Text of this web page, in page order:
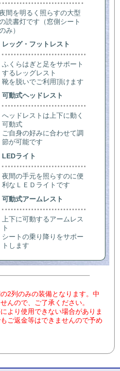
間を明るく照らすの大型
読書灯です（窓側シート
み）
レッグ・フットレスト
ふくらはぎと足をサポート
するレッグレスト
靴を脱いでご利用頂けます
可動式ヘッドレスト
へッドレストは上下に動く
可動式
ご自身の好みに合わせて調
節が可能です
LEDライト
夜間の手元を照らすのに便
利なＬＥＤライトです
可動式アームレスト
上下に可動するアームレス
ト
シートの乗り降りをサポー
トします
2列のみの装備となります。中
んので、ご了承ください。
より使用できない場合がありま
ご返金等はできませんので予め